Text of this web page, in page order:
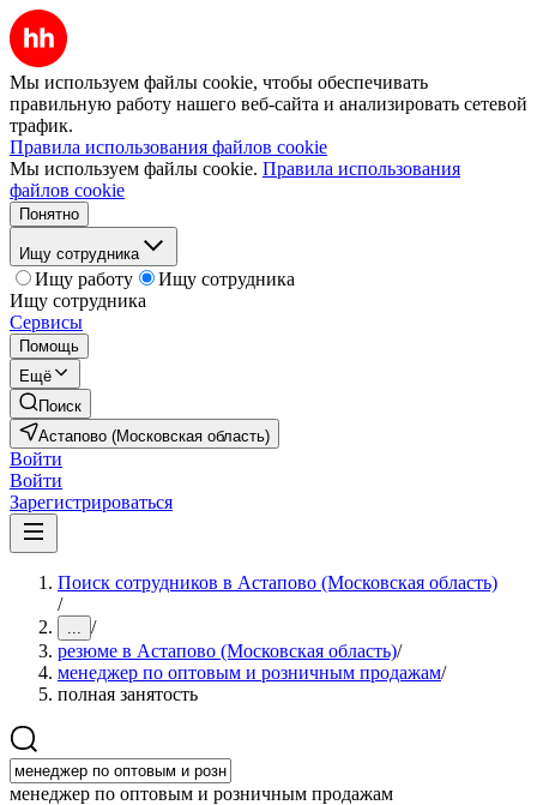
Мы используем файлы cookie, чтобы обеспечивать
правильную работу нашего веб-сайта и анализировать сетевой
трафик.
Правила использования файлов cookie
Мы используем файлы cookie. Правила использования
файлов cookie
Понятно
Ищу сотрудника
Ищу работу
Ищу сотрудника
Ищу сотрудника
Сервисы
Помощь
Ещё
Поиск
Астапово (Московская область)
Войти
Войти
Зарегистрироваться
Поиск сотрудников в Астапово (Московская область)
/
... /
резюме в Астапово (Московская область)/
менеджер по оптовым и розничным продажам/
полная занятость
менеджер по оптовым и розничным продажам